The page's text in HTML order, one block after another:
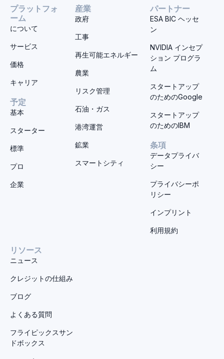
プラットフォ
ーム
について
サービス
価格
キャリア
予定
基本
スターター
標準
プロ
企業
産業
政府
工事
再生可能エネルギー
農業
リスク管理
石油・ガス
港湾運営
鉱業
スマートシティ
パートナー
ESA BIC ヘッセ
ン
NVIDIA インセプ
ション プログラ
ム
スタートアップ
のためのGoogle
スタートアップ
のためのIBM
条項
データプライバ
シー
プライバシーポ
リシー
インプリント
利用規約
リソース
ニュース
クレジットの仕組み
ブログ
よくある質問
フライピックスサン
ドボックス